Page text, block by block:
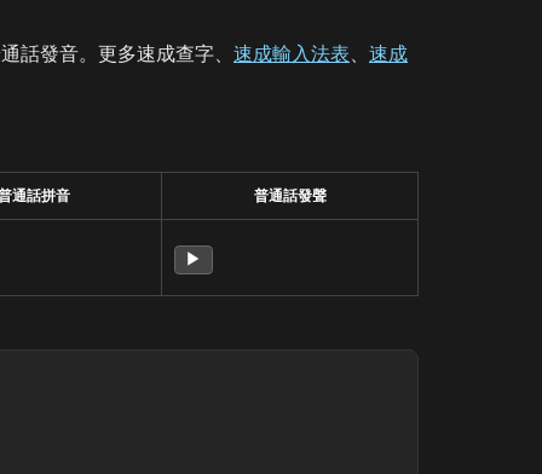
話發音。更多速成查字、 速成輸入法表、 速成
通話拼音 普通話發聲
▶